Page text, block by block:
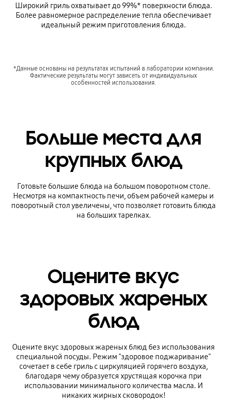
Широкий гриль охватывает до 99%* поверхности блюда.
Более равномерное распределение тепла обеспечивает
идеальный режим приготовления блюда.
*Данные основаны на результатах испытаний в лаборатории компании.
Фактические результаты могут зависеть от индивидуальных
особенностей использования.
Больше места для
крупных блюд
Готовьте большие блюда на большом поворотном столе.
Несмотря на компактность печи, объем рабочей камеры и
поворотный стол увеличены, что позволяет готовить блюда
на больших тарелках.
Оцените вкус
здоровых жареных
блюд
Оцените вкус здоровых жареных блюд без использования
специальной посуды. Режим "здоровое поджаривание"
сочетает в себе гриль с циркуляцией горячего воздуха,
благодаря чему образуется хрустящая корочка при
использовании минимального количества масла. И
никаких жирных сковородок!